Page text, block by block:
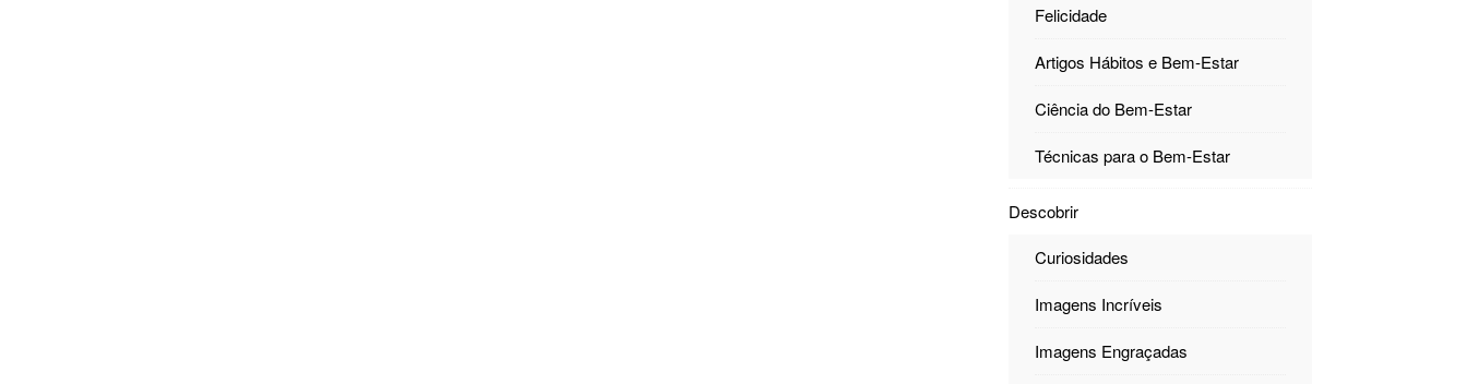
Felicidade
Artigos Hábitos e Bem-Estar
Ciência do Bem-Estar
Técnicas para o Bem-Estar
Descobrir
Curiosidades
Imagens Incríveis
Imagens Engraçadas